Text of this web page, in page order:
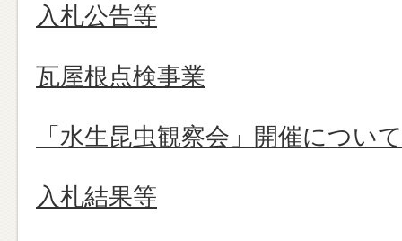
入札公告等
瓦屋根点検事業
「水生昆虫観察会」開催について
入札結果等